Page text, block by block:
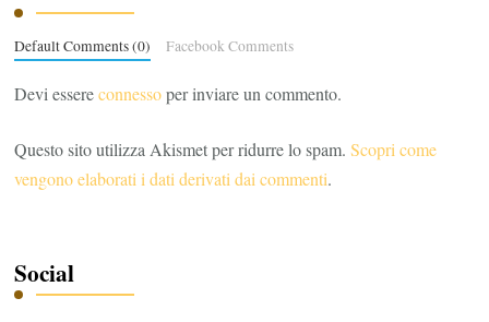
Default Comments (0) Facebook Comments
Devi essereconnessoper inviare un commento.
Questo sito utilizza Akismet per ridurre lo spam.Scopri come
vengono elaborati i dati derivati dai commenti.
Social